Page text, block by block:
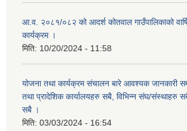
आ.व. २०८१/०८२ को आदर्श कोतवाल गाउँपालिकाको
कार्यक्रम ।
मिति: 10/20/2024 - 11:58
योजना तथा कार्यक्रम संचालन बारे आवश्यक जानकारी
तथा प्रादेशिक कार्यालयहरु सबै, विभिन्‍न संघ/संस्थाहरु
सबै ।
मिति: 03/03/2024 - 16:54